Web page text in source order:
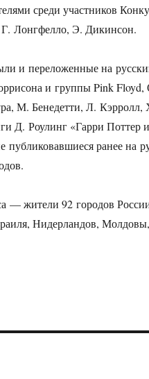
среди участников
Лонгфелло, Э. Дикинсон.
и переложенные на
и группы Pink Floyd,
М. Бенедетти, Л. Кэрролл,
Д. Роулинг «Гарри Поттер
публиковавшиеся ранее на
— жители 92 городов
Нидерландов,